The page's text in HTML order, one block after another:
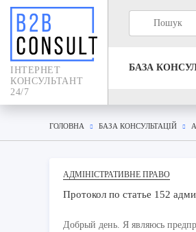
IНТЕРНЕТ
КОНСУЛЬТАНТ
24/7
БАЗА
ГОЛОВНА БАЗА КОНСУЛЬТАЦIЙ
АДМІНІСТРАТИВНЕ ПРАВО
Протокол по статье 152
Добрый день. Я являюсь